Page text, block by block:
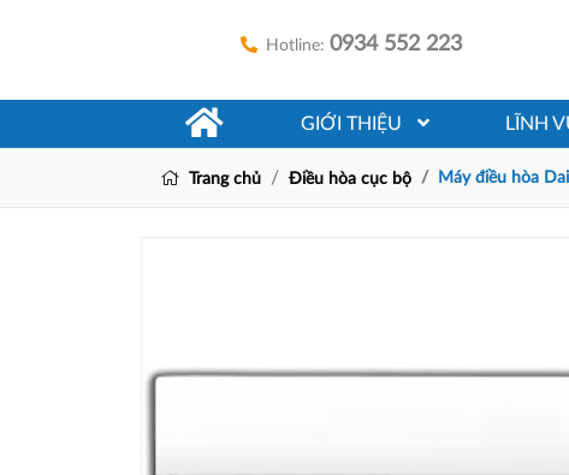
Hotline: 0934 552 223
GIỚI THIỆU LĨNH
Trang chủ Điều hòa cục bộ Máy điều hòa